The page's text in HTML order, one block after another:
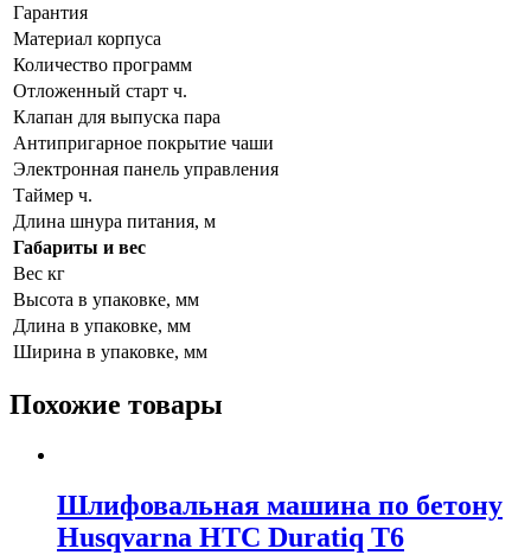
Гарантия
Материал корпуса
Количество программ
Отложенный старт ч.
Клапан для выпуска пара
Антипригарное покрытие чаши
Электронная панель управления
Таймер ч.
Длина шнура питания, м
Габариты и вес
Вес кг
Высота в упаковке, мм
Длина в упаковке, мм
Ширина в упаковке, мм
Похожие товары
Шлифовальная машина по бетону
Husqvarna HTC Duratiq T6